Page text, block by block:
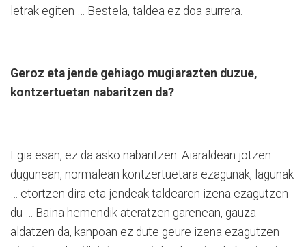
letrak egiten … Bestela, taldea ez doa aurrera.
Geroz eta jende gehiago mugiarazten duzue,
kontzertuetan nabaritzen da?
Egia esan, ez da asko nabaritzen. Aiaraldean jotzen
dugunean, normalean kontzertuetara ezagunak, lagunak
… etortzen dira eta jendeak taldearen izena ezagutzen
du … Baina hemendik ateratzen garenean, gauza
aldatzen da, kanpoan ez dute geure izena ezagutzen